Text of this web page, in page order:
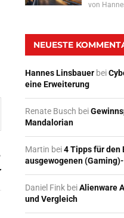
von
NEUESTE
Hannes Linsbauer bei
eine Erweiterung
Renate Busch bei
Mandalorian
Martin bei4 Tipps für den
ausgewogenen
Daniel Fink beiAlienware
und Vergleich